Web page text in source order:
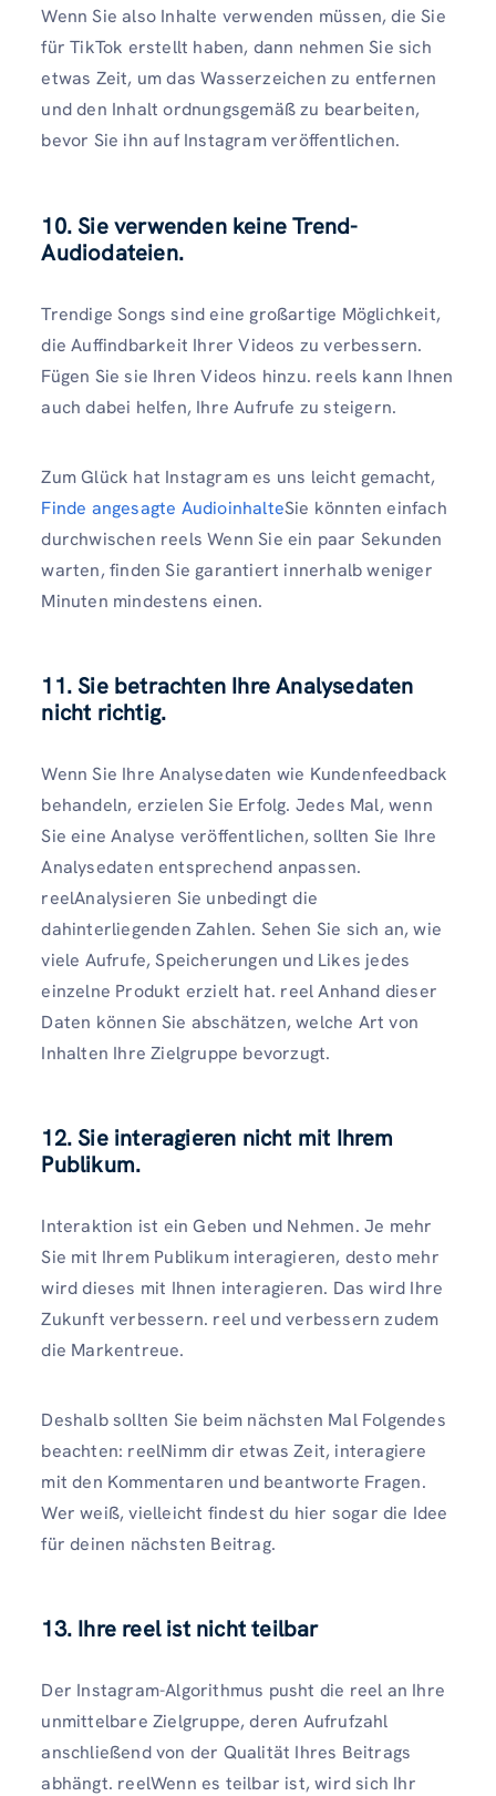
Wenn Sie also Inhalte verwenden müssen, die Sie
für TikTok erstellt haben, dann nehmen Sie sich
etwas Zeit, um das Wasserzeichen zu entfernen
und den Inhalt ordnungsgemäß zu bearbeiten,
bevor Sie ihn auf Instagram veröffentlichen.
10. Sie verwenden keine Trend-
Audiodateien.
Trendige Songs sind eine großartige Möglichkeit,
die Auffindbarkeit Ihrer Videos zu verbessern.
Fügen Sie sie Ihren Videos hinzu. reels kann Ihnen
auch dabei helfen, Ihre Aufrufe zu steigern.
Zum Glück hat Instagram es uns leicht gemacht,
Finde angesagte AudioinhalteSie könnten einfach
durchwischen reels Wenn Sie ein paar Sekunden
warten, finden Sie garantiert innerhalb weniger
Minuten mindestens einen.
11. Sie betrachten Ihre Analysedaten
nicht richtig.
Wenn Sie Ihre Analysedaten wie Kundenfeedback
behandeln, erzielen Sie Erfolg. Jedes Mal, wenn
Sie eine Analyse veröffentlichen, sollten Sie Ihre
Analysedaten entsprechend anpassen.
reelAnalysieren Sie unbedingt die
dahinterliegenden Zahlen. Sehen Sie sich an, wie
viele Aufrufe, Speicherungen und Likes jedes
einzelne Produkt erzielt hat. reel Anhand dieser
Daten können Sie abschätzen, welche Art von
Inhalten Ihre Zielgruppe bevorzugt.
12. Sie interagieren nicht mit Ihrem
Publikum.
Interaktion ist ein Geben und Nehmen. Je mehr
Sie mit Ihrem Publikum interagieren, desto mehr
wird dieses mit Ihnen interagieren. Das wird Ihre
Zukunft verbessern. reel und verbessern zudem
die Markentreue.
Deshalb sollten Sie beim nächsten Mal Folgendes
beachten: reelNimm dir etwas Zeit, interagiere
mit den Kommentaren und beantworte Fragen.
Wer weiß, vielleicht findest du hier sogar die Idee
für deinen nächsten Beitrag.
13. Ihre reel ist nicht teilbar
Der Instagram-Algorithmus pusht die reel an Ihre
unmittelbare Zielgruppe, deren Aufrufzahl
anschließend von der Qualität Ihres Beitrags
abhängt. reelWenn es teilbar ist, wird sich Ihr